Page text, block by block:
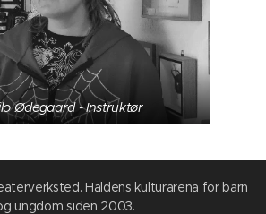
Ødegaard - Instruktør
Haldens kulturarena for barn
ungdom siden 2003.